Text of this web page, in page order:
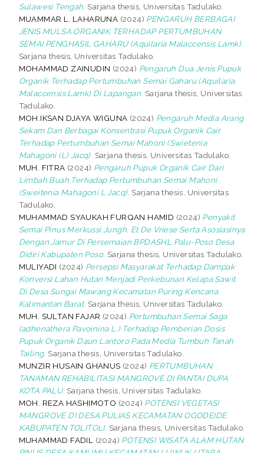
Sulawesi Tengah. Sarjana thesis, Universitas Tadulako.
MUAMMAR L. LAHARUNA (2024) PENGARUH BERBAGAI
JENIS MULSA ORGANIK TERHADAP PERTUMBUHAN
SEMAI PENGHASIL GAHARU (Aquilaria Malaccensis Lamk).
Sarjana thesis, Universitas Tadulako.
MOHAMMAD ZAINUDIN (2024) Pengaruh Dua Jenis Pupuk
Organik Terhadap Pertumbuhan Semai Gaharu (Aquilaria
Malaccensis Lamk) Di Lapangan. Sarjana thesis, Universitas
Tadulako.
MOH.IKSAN DJAYA WIGUNA (2024) Pengaruh Media Arang
Sekam Dan Berbagai Konsentrasi Pupuk Organik Cair
Terhadap Pertumbuhan Semai Mahoni (Swietenia
Mahagoni (L) Jacq). Sarjana thesis, Universitas Tadulako.
MUH. FITRA (2024) Pengaruh Pupuk Organik Cair Dari
Limbah Buah Terhadap Pertumbuhan Semai Mahoni
(Sweitenia Mahagoni L Jacq). Sarjana thesis, Universitas
Tadulako.
MUHAMMAD SYAUKAH FURQAN HAMID (2024) Penyakit
Semai Pinus Merkussi Jungh. Et De Vriese Serta Asosiasinya
Dengan Jamur Di Persemaian BPDASHL Palu-Poso Desa
Didiri Kabupaten Poso. Sarjana thesis, Universitas Tadulako.
MULIYADI (2024) Persepsi Masyarakat Terhadap Dampak
Konversi Lahan Hutan Menjadi Perkebunan Kelapa Sawit
Di Desa Sungai Mawang Kecamatan Puring Kencana
Kalimantan Barat. Sarjana thesis, Universitas Tadulako.
MUH. SULTAN FAJAR (2024) Pertumbuhan Semai Saga
(adhenathera Pavoinina L.) Terhadap Pemberian Dosis
Pupuk Organik Daun Lantoro Pada Media Tumbuh Tanah
Tailing. Sarjana thesis, Universitas Tadulako.
MUNZIR HUSAIN GHANUS (2024) PERTUMBUHAN
TANAMAN REHABILITASI MANGROVE DI PANTAI DUPA
KOTA PALU. Sarjana thesis, Universitas Tadulako.
MOH. REZA HASHIMOTO (2024) POTENSI VEGETASI
MANGROVE DI DESA PULIAS KECAMATAN OGODEIDE
KABUPATEN TOLITOLI. Sarjana thesis, Universitas Tadulako.
MUHAMMAD FADIL
(2024) POTENSI WISATA ALAM HUTAN